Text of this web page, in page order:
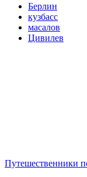
Берлин
кузбасс
масалов
Цивилев
Путешественники